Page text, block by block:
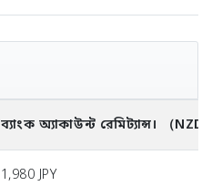
ব্যাংক অ্যাকাউন্ট রেমিট্যান্স। （
1,980 JPY